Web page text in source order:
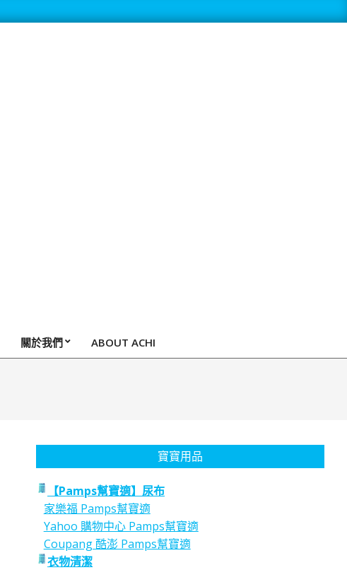
關於我們 ABOUT ACHI
寶寶用品
【Pamps幫寶適】尿布
家樂福 Pamps幫寶適
Yahoo 購物中心 Pamps幫寶適
Coupang 酷澎 Pamps幫寶適
衣物清潔